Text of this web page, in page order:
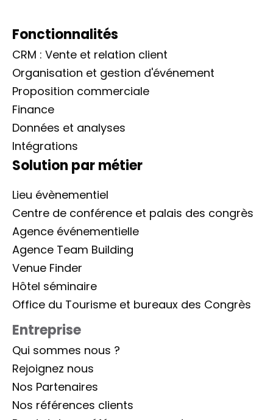
Fonctionnalités
CRM : Vente et relation client
Organisation et gestion d'événement
Proposition commerciale
Finance
Données et analyses
Intégrations
Solution par métier
Lieu évènementiel
Centre de conférence et palais des congrès
Agence événementielle
Agence Team Building
Venue Finder
Hôtel séminaire
Office du Tourisme et bureaux des Congrès
Entreprise
Qui sommes nous ?
Rejoignez nous
Nos Partenaires
Nos références clients